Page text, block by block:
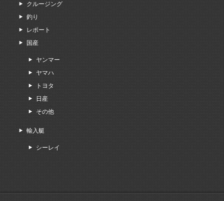
クルージング
釣り
レポート
国産
ヤンマー
ヤマハ
トヨタ
日産
その他
輸入艇
シーレイ